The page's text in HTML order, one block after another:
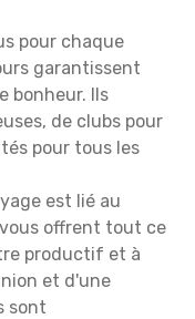
pour chaque
garantissent
bonheur. Ils
de clubs pour
pour tous les
est lié au
offrent tout ce
productif et à
et d'une
sont